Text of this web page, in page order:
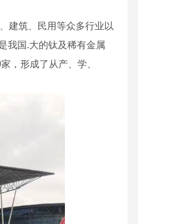
建筑、民用等众多行业以
我国.大的钛及稀有金属
，形成了从产、学、